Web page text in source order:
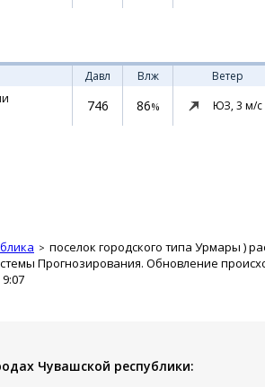
Давл Влж
Ветер
746 86% ЮЗ, 3 м/с
поселок городского типа Урмары )
Прогнозирования. Обновление
Чувашской республики: